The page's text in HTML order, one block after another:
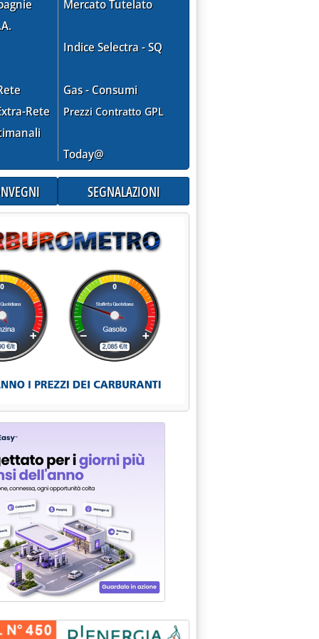
Rete
Mercato Tutelato
Indice Selectra - SQ
Gas - Consumi
Prezzi Contratto GPL
Today@
SEGNALAZIONI